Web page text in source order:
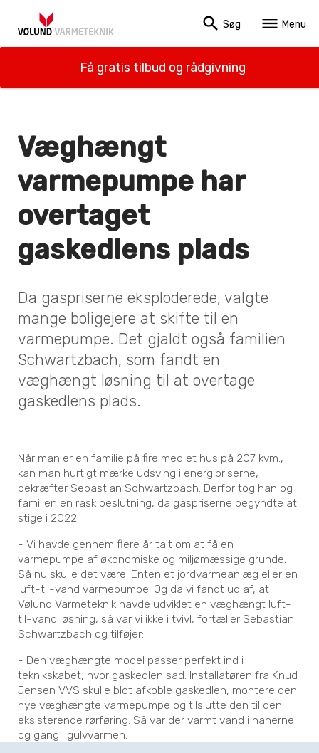
search Søg menu Menu
Få gratis tilbud og rådgivning
Væghængt
varmepumpe har
overtaget
gaskedlens plads
Da gaspriserne eksploderede, valgte
mange boligejere at skifte til en
varmepumpe. Det gjaldt også familien
Schwartzbach, som fandt en
væghængt løsning til at overtage
gaskedlens plads.
Når man er en familie på fire med et hus på 207 kvm.,
kan man hurtigt mærke udsving i energipriserne,
bekræfter Sebastian Schwartzbach. Derfor tog han og
familien en rask beslutning, da gaspriserne begyndte at
stige i 2022.
- Vi havde gennem flere år talt om at få en
varmepumpe af økonomiske og miljømæssige grunde.
Så nu skulle det være! Enten et jordvarmeanlæg eller en
luft-til-vand varmepumpe. Og da vi fandt ud af, at
Vølund Varmeteknik havde udviklet en væghængt luft-
til-vand løsning, så var vi ikke i tvivl, fortæller Sebastian
Schwartzbach og tilføjer:
- Den væghængte model passer perfekt ind i
teknikskabet, hvor gaskedlen sad. Installatøren fra Knud
Jensen VVS skulle blot afkoble gaskedlen, montere den
nye væghængte varmepumpe og tilslutte den til den
eksisterende rørføring. Så var der varmt vand i hanerne
og gang i gulvvarmen.